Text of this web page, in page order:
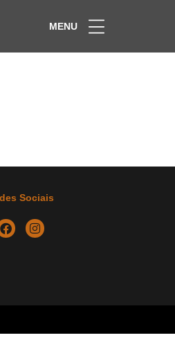
MENU
Sociais